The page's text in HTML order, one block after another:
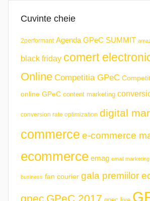
Cuvinte cheie
2performant Agenda GPeC SUMMIT
black friday comert
Online Competitia GPeC
online GPeC content marketing
conversion rate optimization digital
commerce e-commerce
ecommerce emag email marketing
business fan courier gala premiilor
gpec GPeC 2017